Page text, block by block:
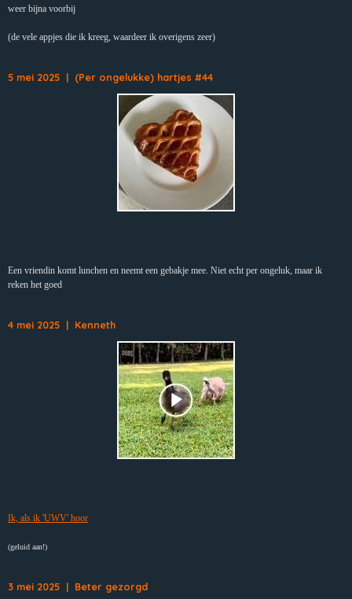
weer bijna voorbij
(de vele appjes die ik kreeg, waardeer ik overigens zeer)
5 mei 2025 | (Per ongelukke) hartjes #44
Een vriendin komt lunchen en neemt een gebakje mee. Niet echt per ongeluk, maar ik
reken het goed
4 mei 2025 | Kenneth
Ik, als ik 'UWV' hoor
(geluid aan!)
3 mei 2025 | Beter gezorgd